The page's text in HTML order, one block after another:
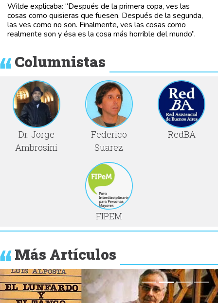
Wilde explicaba: “Después de la primera copa, ves las
cosas como quisieras que fuesen. Después de la segunda,
las ves como no son. Finalmente, ves las cosas como
realmente son y ésa es la cosa más horrible del mundo”.
Columnistas
Dr. Jorge
Ambrosini
Federico
Suarez
RedBA
FIPEM
Más Artículos